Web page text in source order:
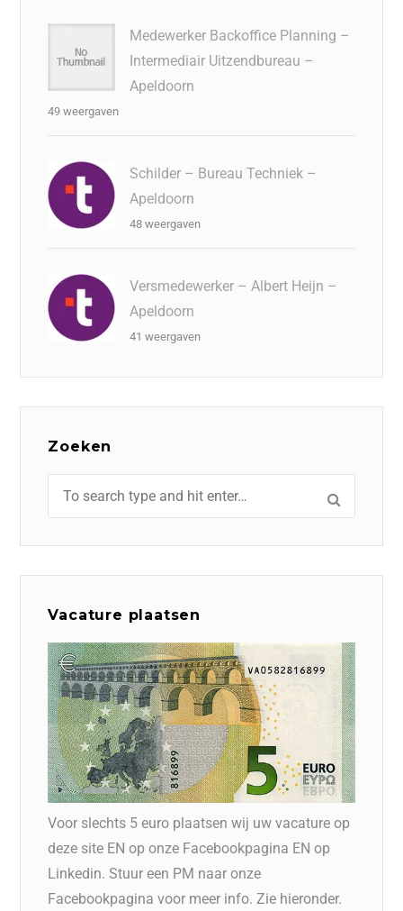
Medewerker Backoffice Planning –
Intermediair Uitzendbureau –
Apeldoorn
49 weergaven
Schilder – Bureau Techniek –
Apeldoorn
48 weergaven
Versmedewerker – Albert Heijn –
Apeldoorn
41 weergaven
Zoeken
Vacature plaatsen
Voor slechts 5 euro plaatsen wij uw vacature op
deze site EN op onze Facebookpagina EN op
Linkedin. Stuur een PM naar onze
Facebookpagina voor meer info. Zie hieronder.